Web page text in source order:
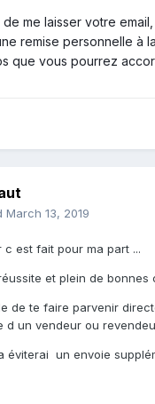
me laisser votre
remise personnelle à
que vous pourrez
March 13, 2019
c est fait pour ma part ...
et plein de bonnes
de te faire parvenir
d un vendeur ou
éviterai un envoie